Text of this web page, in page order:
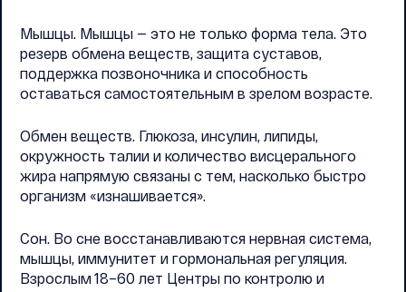
Мышцы. Мышцы — это не только форма тела. Это
резерв обмена веществ, защита суставов,
поддержка позвоночника и способность
оставаться самостоятельным в зрелом возрасте.
Обмен веществ. Глюкоза, инсулин, липиды,
окружность талии и количество висцерального
жира напрямую связаны с тем, насколько быстро
организм «изнашивается».
Сон. Во сне восстанавливаются нервная система,
мышцы, иммунитет и гормональная регуляция.
Взрослым 18–60 лет Центры по контролю и